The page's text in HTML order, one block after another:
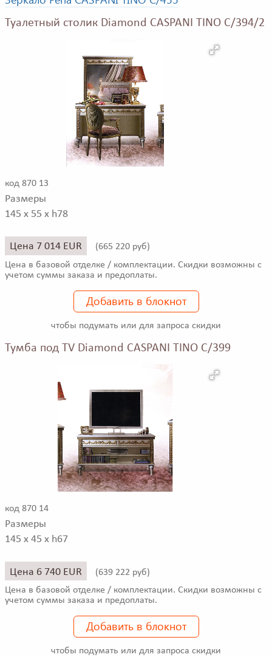
Туалетный столик Diamond CASPANI TINO C/394/2
код 870 13
Размеры
145 x 55 x h78
Цена 7 014 EUR (665 220 руб)
Цена в базовой отделке / комплектации. Скидки возможны с
учетом суммы заказа и предоплаты.
Добавить в блокнот
чтобы подумать или для запроса скидки
Тумба под TV Diamond CASPANI TINO C/399
код 870 14
Размеры
145 x 45 x h67
Цена 6 740 EUR (639 222 руб)
Цена в базовой отделке / комплектации. Скидки возможны с
учетом суммы заказа и предоплаты.
Добавить в блокнот
чтобы подумать или для запроса скидки